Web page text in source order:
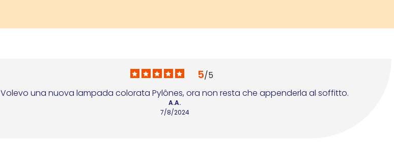
5/5
Volevo una nuova lampada colorata Pylônes, ora non resta che appenderla al soffitto.
7/8/2024
A.A.